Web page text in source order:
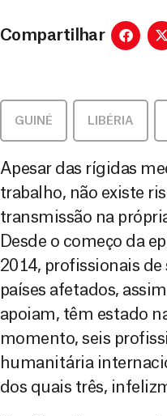
Compartilhar
GUINÉ LIBÉRIA
Apesar das rígidas
trabalho, não existe
transmissão na
Desde o começo da
2014, profissionais de
países afetados,
apoiam, têm estado
momento, seis
humanitária
dos quais três,